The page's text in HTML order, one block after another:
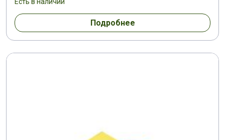
Подробнее